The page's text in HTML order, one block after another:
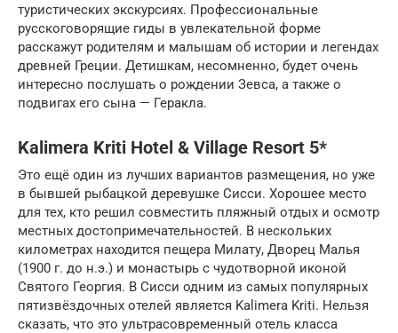
туристических экскурсиях. Профессиональные
русскоговорящие гиды в увлекательной форме
расскажут родителям и малышам об истории и легендах
древней Греции. Детишкам, несомненно, будет очень
интересно послушать о рождении Зевса, а также о
подвигах его сына — Геракла.
Kalimera Kriti Hotel & Village Resort 5*
Это ещё один из лучших вариантов размещения, но уже
в бывшей рыбацкой деревушке Сисси. Хорошее место
для тех, кто решил совместить пляжный отдых и осмотр
местных достопримечательностей. В нескольких
километрах находится пещера Милату, Дворец Малья
(1900 г. до н.э.) и монастырь с чудотворной иконой
Святого Георгия. В Сисси одним из самых популярных
пятизвёздочных отелей является Kalimera Kriti. Нельзя
сказать, что это ультрасовременный отель класса